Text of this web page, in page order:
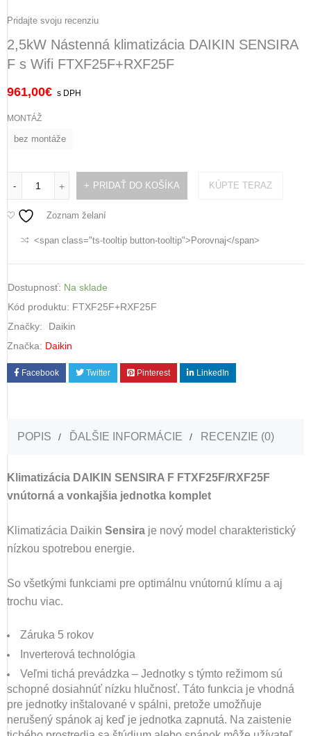
Pridajte svoju recenziu
2,5kW Nástenná klimatizácia DAIKIN SENSIRA
F s Wifi FTXF25F+RXF25F
961,00€ s DPH
MONTÁŽ
bez montáže
- + PRIDAŤ DO KOŠÍKA KÚPTE TERAZ
Zoznam želaní
<span class="ts-tooltip button-tooltip">Porovnaj</span>
Dostupnosť: Na sklade
Kód produktu: FTXF25F+RXF25F
Značky:
Daikin
Značka: Daikin
Facebook Twitter Pinterest LinkedIn
POPIS ĎALŠIE INFORMÁCIE RECENZIE (0)
Klimatizácia DAIKIN SENSIRA F FTXF25F/RXF25F
vnútorná a vonkajšia jednotka komplet
Klimatizácia Daikin Sensira je nový model charakteristický
nízkou spotrebou energie.
So všetkými funkciami pre optimálnu vnútornú klímu a aj
trochu viac.
Záruka 5 rokov
Inverterová technológia
Veľmi tichá prevádzka – Jednotky s týmto režimom sú
schopné dosiahnúť nízku hlučnosť. Táto funkcia je vhodná
pre jednotky inštalované v spálni, pretože umožňuje
nerušený spánok aj keď je jednotka zapnutá. Na zaistenie